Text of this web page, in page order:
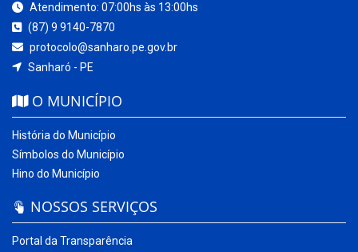
Atendimento: 07:00hs às 13:00hs
(87) 9 9140-7870
protocolo@sanharo.pe.gov.br
Sanharó - PE
O MUNICÍPIO
História do Município
Símbolos do Município
Hino do Município
NOSSOS SERVIÇOS
Portal da Transparência